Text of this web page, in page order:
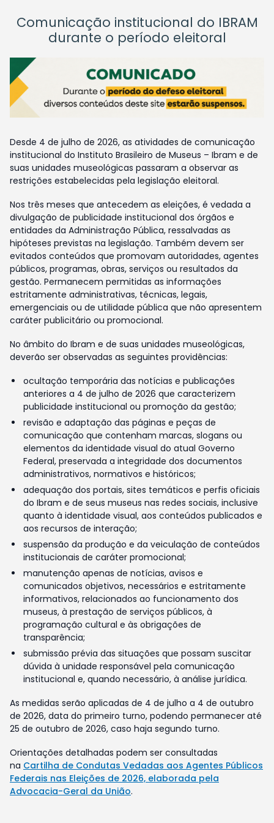
Comunicação institucional do IBRAM
durante o período eleitoral
Desde 4 de julho de 2026, as atividades de comunicação
institucional do Instituto Brasileiro de Museus – Ibram e de
suas unidades museológicas passaram a observar as
restrições estabelecidas pela legislação eleitoral.
Nos três meses que antecedem as eleições, é vedada a
divulgação de publicidade institucional dos órgãos e
entidades da Administração Pública, ressalvadas as
hipóteses previstas na legislação. Também devem ser
evitados conteúdos que promovam autoridades, agentes
públicos, programas, obras, serviços ou resultados da
gestão. Permanecem permitidas as informações
estritamente administrativas, técnicas, legais,
emergenciais ou de utilidade pública que não apresentem
caráter publicitário ou promocional.
No âmbito do Ibram e de suas unidades museológicas,
deverão ser observadas as seguintes providências:
ocultação temporária das notícias e publicações
anteriores a 4 de julho de 2026 que caracterizem
publicidade institucional ou promoção da gestão;
revisão e adaptação das páginas e peças de
comunicação que contenham marcas, slogans ou
elementos da identidade visual do atual Governo
Federal, preservada a integridade dos documentos
administrativos, normativos e históricos;
adequação dos portais, sites temáticos e perfis oficiais
do Ibram e de seus museus nas redes sociais, inclusive
quanto à identidade visual, aos conteúdos publicados e
aos recursos de interação;
suspensão da produção e da veiculação de conteúdos
institucionais de caráter promocional;
manutenção apenas de notícias, avisos e
comunicados objetivos, necessários e estritamente
informativos, relacionados ao funcionamento dos
museus, à prestação de serviços públicos, à
programação cultural e às obrigações de
transparência;
submissão prévia das situações que possam suscitar
dúvida à unidade responsável pela comunicação
institucional e, quando necessário, à análise jurídica.
As medidas serão aplicadas de 4 de julho a 4 de outubro
de 2026, data do primeiro turno, podendo permanecer até
25 de outubro de 2026, caso haja segundo turno.
Orientações detalhadas podem ser consultadas
na Cartilha de Condutas Vedadas aos Agentes Públicos
Federais nas Eleições de 2026, elaborada pela
Advocacia-Geral da União.